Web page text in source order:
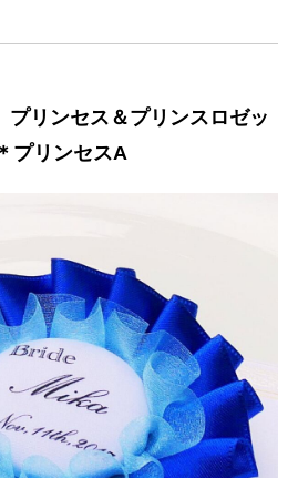
プリンセス＆プリンスロゼッ
プリンセスA